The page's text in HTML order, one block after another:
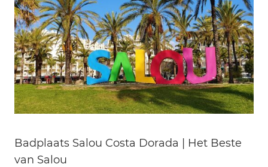
Badplaats Salou Costa Dorada | Het Beste
van Salou